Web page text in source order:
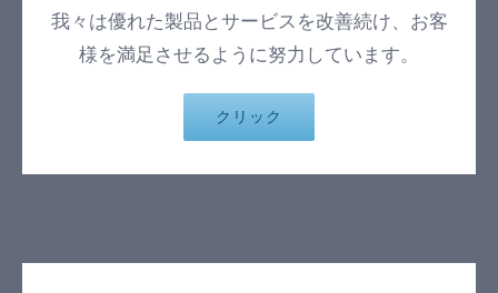
我々は優れた製品とサービスを改善続け、お客
様を満足させるように努力しています。
クリック